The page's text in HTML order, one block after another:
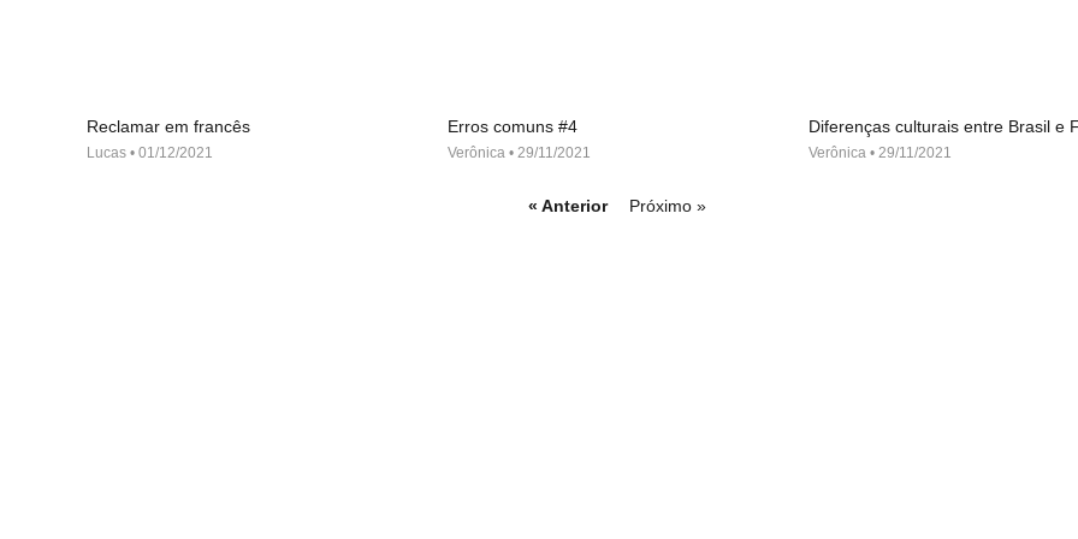
Reclamar em francês
Lucas 01/12/2021
Erros comuns #4
Verônica 29/11/2021
Diferenças culturais entre Brasil e
Verônica 29/11/2021
« Anterior Próximo »